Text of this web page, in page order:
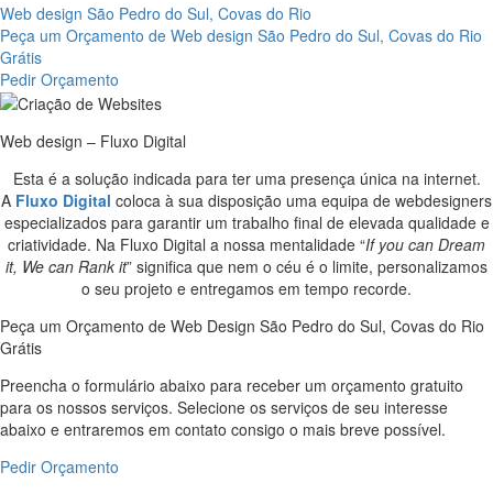
Web design São Pedro do Sul, Covas do Rio
Peça um Orçamento de Web design São Pedro do Sul, Covas do Rio
Grátis
Pedir Orçamento
Web design – Fluxo Digital
Esta é a solução indicada para ter uma presença única na internet.
A Fluxo Digital coloca à sua disposição uma equipa de webdesigners
especializados para garantir um trabalho final de elevada qualidade e
criatividade. Na Fluxo Digital a nossa mentalidade “If you can Dream
it, We can Rank it” significa que nem o céu é o limite, personalizamos
o seu projeto e entregamos em tempo recorde.
Peça um Orçamento de Web Design São Pedro do Sul, Covas do Rio
Grátis
Preencha o formulário abaixo para receber um orçamento gratuito
para os nossos serviços. Selecione os serviços de seu interesse
abaixo e entraremos em contato consigo o mais breve possível.
Pedir Orçamento